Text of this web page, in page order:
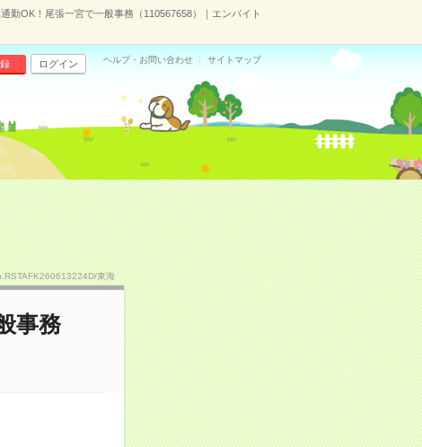
勤OK！尾張一宮で一般事務（110567658）｜エンバイト
ログイン ヘルプ・お問い合わせ サイトマップ
東海
事務